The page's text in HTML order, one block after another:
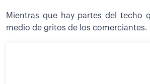
Mientras que hay partes del techo
medio de gritos de los comerciantes.